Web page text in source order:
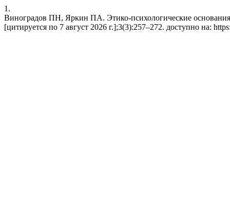
1.
Виноградов ПН, Яркин ПА. Этико-психологические
[цитируется по 7 август 2026 г.];3(3):257–272. доступно на: